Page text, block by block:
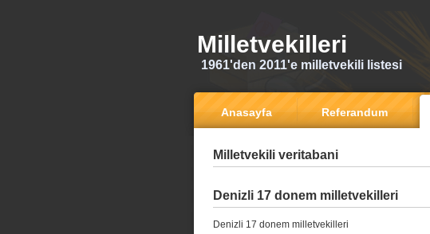
Milletvekilleri
1961'den 2011'e milletvekili listesi
Anasayfa Referandum
Milletvekili veritabani
Denizli 17 donem milletvekilleri
Denizli 17 donem milletvekilleri